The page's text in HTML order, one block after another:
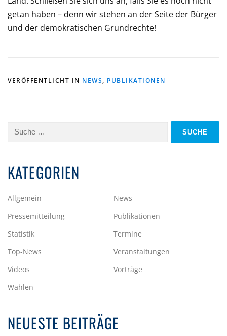
getan haben – denn wir stehen an der Seite der Bürger
und der demokratischen Grundrechte!
VERÖFFENTLICHT IN NEWS, PUBLIKATIONEN
Suche
KATEGORIEN
Allgemein
News
Pressemitteilung
Publikationen
Statistik
Termine
Top-News
Veranstaltungen
Videos
Vorträge
Wahlen
NEUESTE BEITRÄGE